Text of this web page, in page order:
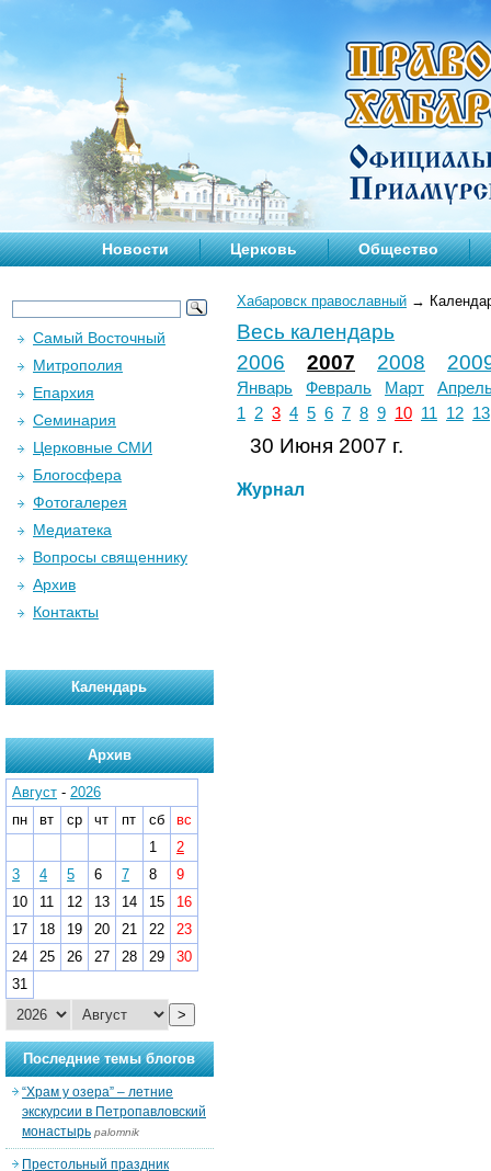
Новости Церковь Общество
Хабаровск православный →
Весь календарь
2006
2007 2008
Январь Февраль Март
1
2 3 4 5 6 7 8 9 10 11 12 13
30 Июня 2007 г.
Журнал
Самый Восточный
Митрополия
Епархия
Семинария
Церковные СМИ
Блогосфера
Фотогалерея
Медиатека
Вопросы священнику
Архив
Контакты
Календарь
Архив
Август - 2026
пн
вт ср чт пт сб
вс
1
2
3
4 5 6 7 8
9
10
11 12 13 14 15
16
17
18 19 20 21 22
23
24
25 26 27 28 29
30
31
>
Последние темы блогов
“Храм у озера” – летние
экскурсии в Петропавловский
монастырь palomnik
Престольный праздник